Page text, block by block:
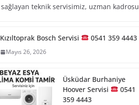
sağlayan teknik servisimiz, uzman kadrosu
Kızıltoprak Bosch Servisi 0541 359 4443
Mayıs 26, 2026
Üsküdar Burhaniye
Hoover Servisi
0541
359 4443